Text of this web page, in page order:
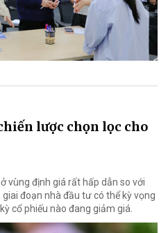
lược chọn lọc cho
vùng định giá rất hấp dẫn so với
giai đoạn nhà đầu tư có thể kỳ vọng
cổ phiếu nào đang giảm giá.